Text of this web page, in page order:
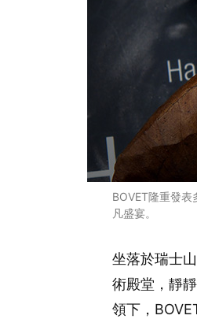
BOVET隆重發
凡盛宴。
坐落於瑞士
術殿堂，靜
領下，